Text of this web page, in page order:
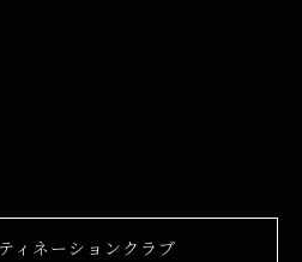
ィネーションクラブ